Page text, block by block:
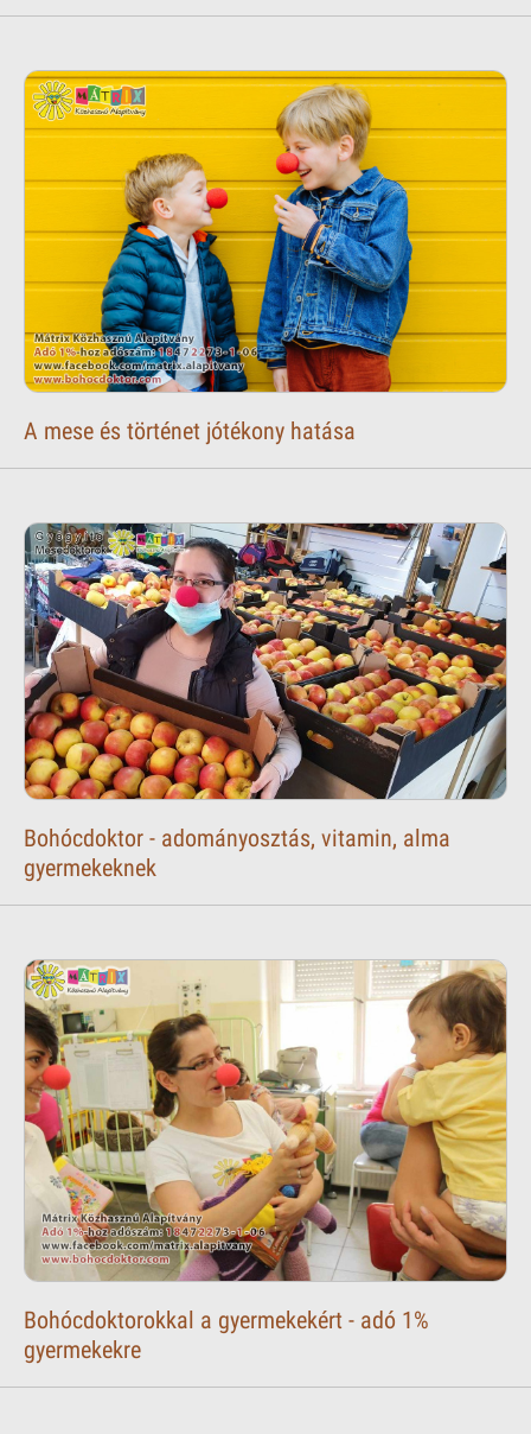
A mese és történet jótékony hatása
Bohócdoktor - adományosztás, vitamin, alma
gyermekeknek
Bohócdoktorokkal a gyermekekért - adó 1%
gyermekekre